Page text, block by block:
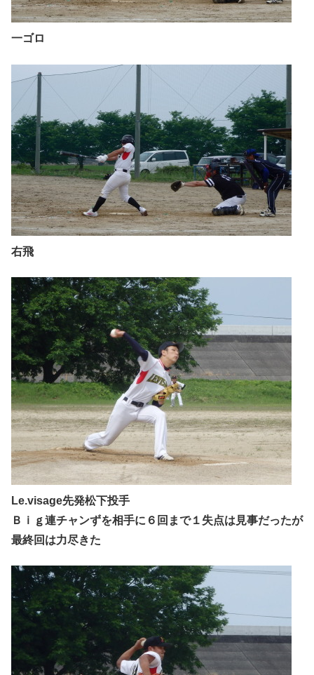
一ゴロ
右飛
Le.visage先発松下投手
Ｂｉｇ連チャンずを相手に６回まで１失点は見事だったが
最終回は力尽きた